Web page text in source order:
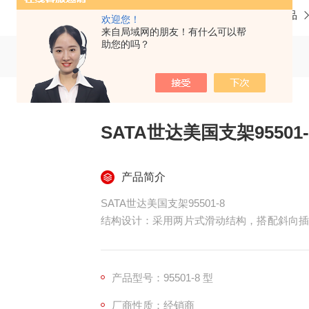
欢迎您！
来自局域网的朋友！有什么可以帮
助您的吗？
当前位置：首页 五金机电 机械备品
SATA世达美国支架
产品简介
SATA世达美国支架95501-8
结构设计：采用两片式滑动结构，搭配斜向
使用的灵活性，便于在各种环境下使用。
性；大规格产品采用高钒（
产品型号：95501-8 型
厂商性质：经销商